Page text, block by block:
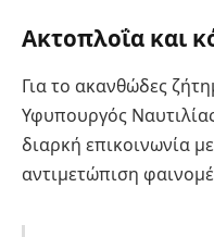
Ακτοπλοΐα και
Για το ακανθώδες
Υφυπουργός
διαρκή επικοινωνία
αντιμετώπιση